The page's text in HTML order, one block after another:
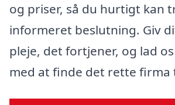
og priser, så du hurtigt kan
informeret beslutning. Giv
pleje, det fortjener, og lad
med at finde det rette firma